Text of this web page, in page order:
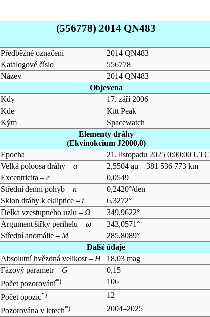
(556778) 2014 QN483
Předběžné označení
2014 QN483
Katalogové číslo
556778
Název
2014 QN483
Objevena
Kdy
17. září 2006
Kde
Kitt Peak
Kým
Spacewatch
Elementy dráhy
(Ekvinokcium J2000,0)
Epocha
21. listopadu 2025 0:00:00 UTC
Velká poloosa dráhy – a
2,5504 au – 381 536 773 km
Excentricita – e
0,0549
Střední denní pohyb – n
0,2420°/den
Sklon dráhy k ekliptice – i
6,3272°
Délka vzestupného uzlu – Ω
349,9622°
Argument šířky perihelu – ω
343,0571°
Střední anomálie – M
285,8089°
Další údaje
Absolutní hvězdná velikost – H
18,03 mag
Fázový parametr – G
0,15
Počet pozorování*)
106
Počet opozic*)
12
Pozorována v letech*)
2004–2025